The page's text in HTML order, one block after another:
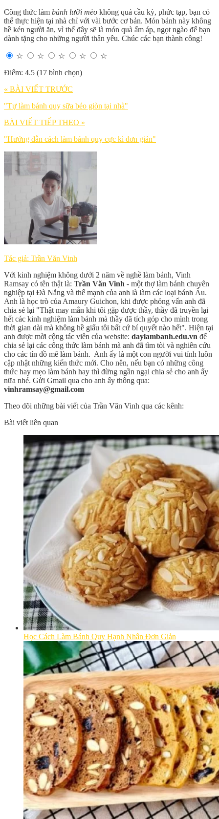
Công thức làm bánh lưỡi mèo không quá cầu kỳ, phức tạp, bạn có
thể thực hiện tại nhà chỉ với vài bước cơ bản. Món bánh này không
hề kén người ăn, vì thế đây sẽ là món quà ấm áp, ngọt ngào để bạn
dành tặng cho những người thân yêu. Chúc các bạn thành công!
☆ ☆ ☆ ☆
☆
Điểm: 4.5 (17 bình chọn)
« BÀI VIẾT TRƯỚC
"Tự làm bánh quy sữa béo giòn tại nhà"
BÀI VIẾT TIẾP THEO »
"Hướng dẫn cách làm bánh quy cực kì đơn giản"
Tác giả: Trần Văn Vinh
Với kinh nghiệm không dưới 2 năm về nghề làm bánh, Vinh
Ramsay có tên thật là: Trần Văn Vinh - một thợ làm bánh chuyên
nghiệp tại Đà Nẵng và thế mạnh của anh là làm các loại bánh Âu.
Anh là học trò của Amaury Guichon, khi được phỏng vấn anh đã
chia sẻ lại "Thật may mắn khi tôi gặp được thầy, thầy đã truyền lại
hết các kinh nghiệm làm bánh mà thầy đã tích góp cho mình trong
thời gian dài mà không hề giấu tôi bất cứ bí quyết nào hết". Hiện tại
anh được mời cộng tác viên của website: daylambanh.edu.vn để
chia sẻ lại các công thức làm bánh mà anh đã tìm tòi và nghiên cứu
cho các tín đồ mê làm bánh. Anh ấy là một con người vui tính luôn
cập nhật những kiến thức mới. Cho nên, nếu bạn có những công
thức hay mẹo làm bánh hay thì đừng ngần ngại chia sẻ cho anh ấy
nữa nhé. Gửi Gmail qua cho anh ấy thông qua:
vinhramsay@gmail.com
Theo dõi những bài viết của Trần Văn Vinh qua các kênh:
Bài viết liên quan
Học Cách Làm Bánh Quy Hạnh Nhân Đơn Giản